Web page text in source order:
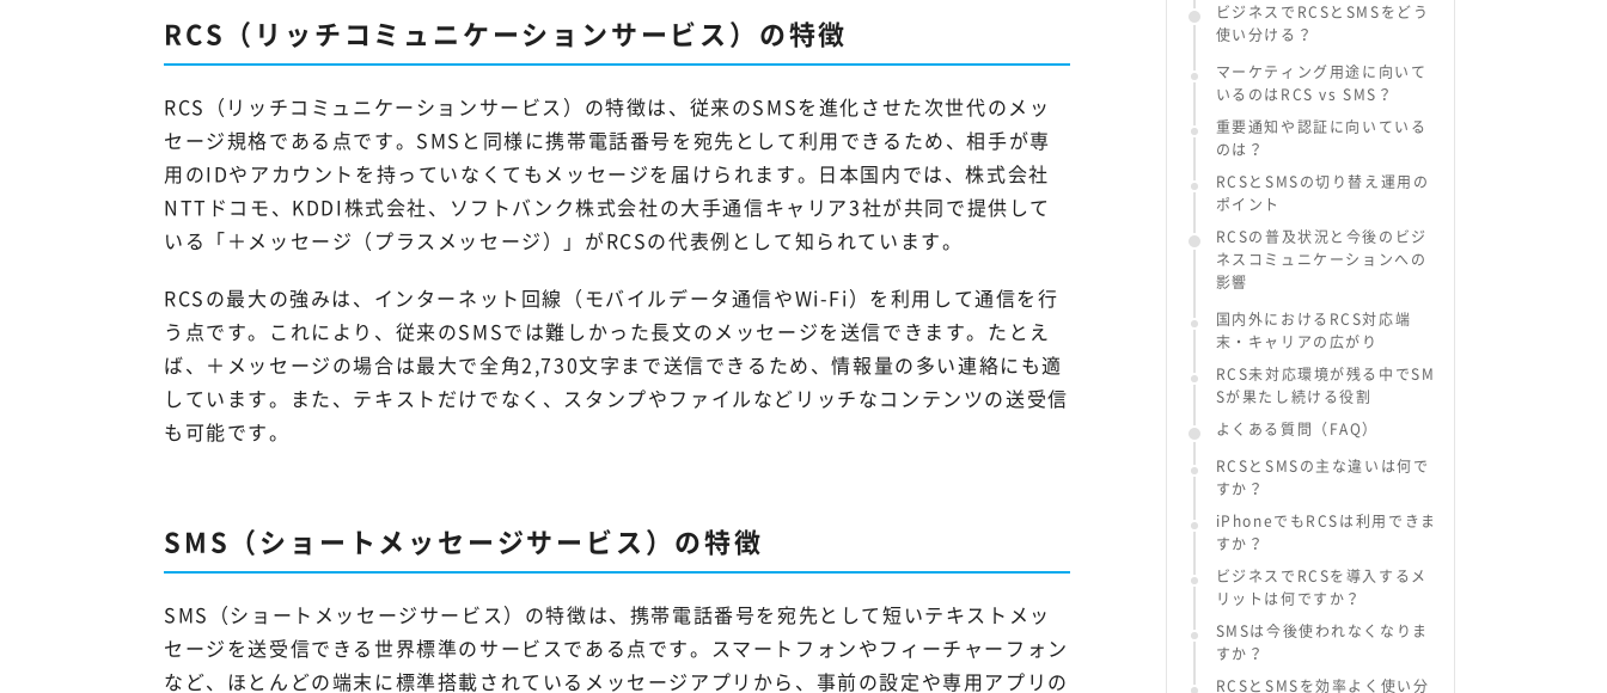
RCS（リッチコミュニケーションサービス）の特徴
RCS（リッチコミュニケーションサービス）の特徴は、従来のSMSを進化させた次世代のメッ
セージ規格である点です。SMSと同様に携帯電話番号を宛先として利用できるため、相手が専
用のIDやアカウントを持っていなくてもメッセージを届けられます。日本国内では、株式会社
NTTドコモ、KDDI株式会社、ソフトバンク株式会社の大手通信キャリア3社が共同で提供して
いる「＋メッセージ（プラスメッセージ）」がRCSの代表例として知られています。
RCSの最大の強みは、インターネット回線（モバイルデータ通信やWi-Fi）を利用して通信を行
う点です。これにより、従来のSMSでは難しかった長文のメッセージを送信できます。たとえ
ば、＋メッセージの場合は最大で全角2,730文字まで送信できるため、情報量の多い連絡にも適
しています。また、テキストだけでなく、スタンプやファイルなどリッチなコンテンツの送受信
も可能です。
SMS（ショートメッセージサービス）の特徴
SMS（ショートメッセージサービス）の特徴は、携帯電話番号を宛先として短いテキストメッ
セージを送受信できる世界標準のサービスである点です。スマートフォンやフィーチャーフォン
など、ほとんどの端末に標準搭載されているメッセージアプリから、事前の設定や専用アプリの
ビジネスでRCSとSMSをどう
使い分ける？
マーケティング用途に向いて
いるのはRCS vs SMS？
重要通知や認証に向いている
のは？
RCSとSMSの切り替え運用の
ポイント
RCSの普及状況と今後のビジ
ネスコミュニケーションへの
影響
国内外におけるRCS対応端
末・キャリアの広がり
RCS未対応環境が残る中でSM
Sが果たし続ける役割
よくある質問（FAQ）
RCSとSMSの主な違いは何で
すか？
iPhoneでもRCSは利用できま
すか？
ビジネスでRCSを導入するメ
リットは何ですか？
SMSは今後使われなくなりま
すか？
RCSとSMSを効率よく使い分